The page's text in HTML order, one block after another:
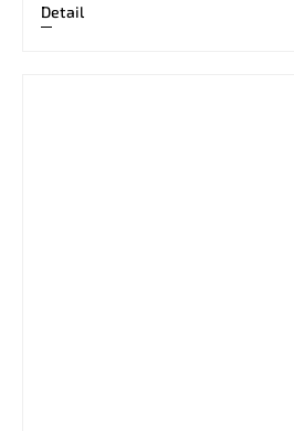
Detail